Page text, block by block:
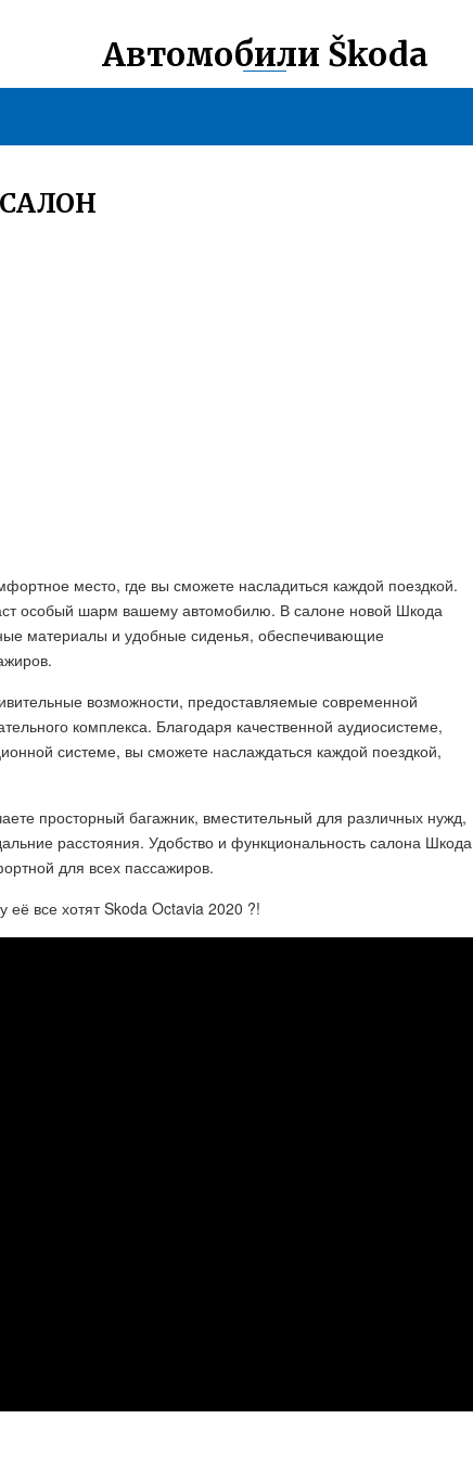
Автомобили Škoda
место, где вы сможете насладиться каждой поездкой.
особый шарм вашему автомобилю. В салоне новой Шкода
материалы и удобные сиденья, обеспечивающие
возможности, предоставляемые современной
комплекса. Благодаря качественной аудиосистеме,
системе, вы сможете наслаждаться каждой поездкой,
просторный багажник, вместительный для различных нужд,
расстояния. Удобство и функциональность салона Шкода
для всех пассажиров.
все хотят Skoda Octavia 2020 ?!